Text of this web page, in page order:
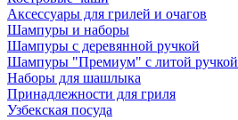
Аксессуары для грилей и очагов
Шампуры и наборы
Шампуры с деревянной ручкой
Шампуры "Премиум" с литой ручкой
Наборы для шашлыка
Принадлежности для гриля
Узбекская посуда